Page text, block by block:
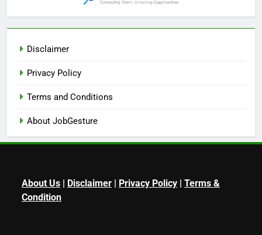
Disclaimer
Privacy Policy
Terms and Conditions
About JobGesture
About Us | Disclaimer | Privacy Policy | Terms &
Condition